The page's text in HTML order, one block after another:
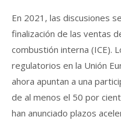
En 2021, las discusiones
finalización de las ventas
combustión interna (ICE).
regulatorios en la Unión
ahora apuntan a una
de al menos el 50 por
han anunciado plazos